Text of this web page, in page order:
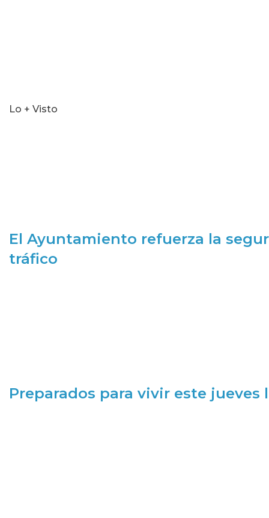
Lo + Visto
El Ayuntamiento refuerza la
tráfico
Preparados para vivir este jueves